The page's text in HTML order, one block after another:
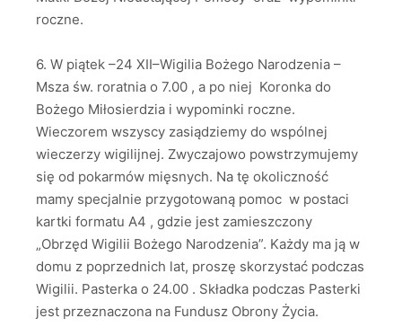
roczne.
6. W piątek –24 XII–Wigilia Bożego Narodzenia –
Msza św. roratnia o 7.00 , a po niej Koronka do
Bożego Miłosierdzia i wypominki roczne.
Wieczorem wszyscy zasiądziemy do wspólnej
wieczerzy wigilijnej. Zwyczajowo powstrzymujemy
się od pokarmów mięsnych. Na tę okoliczność
mamy specjalnie przygotowaną pomoc w postaci
kartki formatu A4 , gdzie jest zamieszczony
„Obrzęd Wigilii Bożego Narodzenia”. Każdy ma ją w
domu z poprzednich lat, proszę skorzystać podczas
Wigilii. Pasterka o 24.00 . Składka podczas Pasterki
jest przeznaczona na Fundusz Obrony Życia.